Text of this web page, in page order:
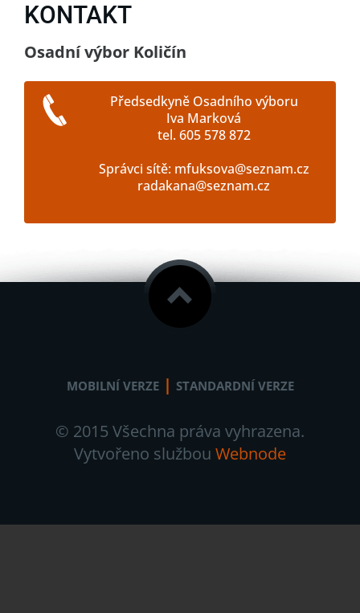
KONTAKT
Osadní výbor Količín
Předsedkyně Osadního výboru
Iva Marková
tel. 605 578 872
Správci sítě: mfuksova@seznam.cz
radakana@seznam.cz
MOBILNÍ VERZE | STANDARDNÍ VERZE
© 2015 Všechna práva vyhrazena.
Vytvořeno službou Webnode